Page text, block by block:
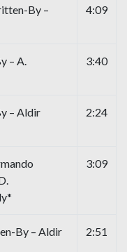
By –
4:09
– A.
3:40
– Aldir
2:24
3:09
By – Aldir
2:51